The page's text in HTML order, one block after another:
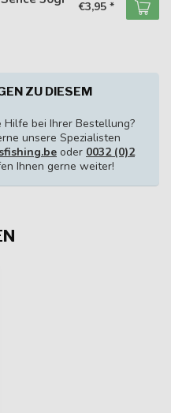
€3,95 *
ZU DIESEM
Hilfe bei Ihrer Bestellung?
unsere Spezialisten
oder 0032 (0)2
Ihnen gerne weiter!